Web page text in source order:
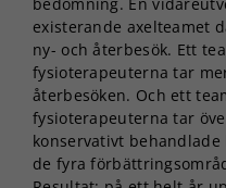
existerande axelteamet
ny- och återbesök. Ett
fysioterapeuterna tar
återbesöken. Och ett
fysioterapeuterna tar
konservativt
de fyra